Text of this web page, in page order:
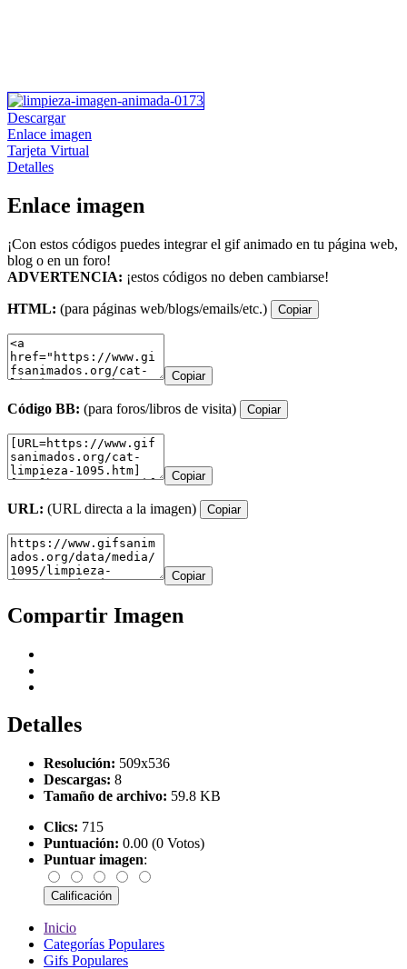
Descargar
Enlace imagen
Tarjeta Virtual
Detalles
Enlace imagen
¡Con estos códigos puedes integrar el gif animado en tu página web,
blog o en un foro!
ADVERTENCIA: ¡estos códigos no deben cambiarse!
HTML: (para páginas web/blogs/emails/etc.) Copiar
Copiar
Código BB: (para foros/libros de visita) Copiar
Copiar
URL: (URL directa a la imagen) Copiar
Copiar
Compartir Imagen
Detalles
Resolución: 509x536
Descargas: 8
Tamaño de archivo: 59.8 KB
Clics: 715
Puntuación: 0.00 (0 Votos)
Puntuar imagen:
Inicio
Categorías Populares
Gifs Populares